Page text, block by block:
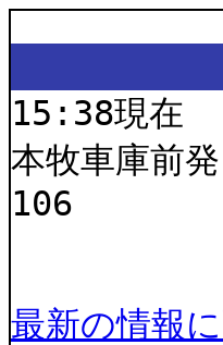
15:38現在
本牧車庫前
106
最新の情報